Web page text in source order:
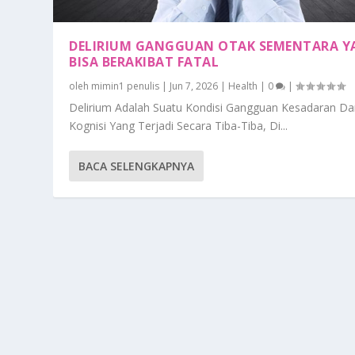
DELIRIUM GANGGUAN OTAK SEMENTARA
BISA BERAKIBAT FATAL
oleh mimin1 penulis | Jun 7, 2026 | Health | 0 |
Delirium Adalah Suatu Kondisi Gangguan Kesadaran
Kognisi Yang Terjadi Secara Tiba-Tiba, Di...
BACA SELENGKAPNYA